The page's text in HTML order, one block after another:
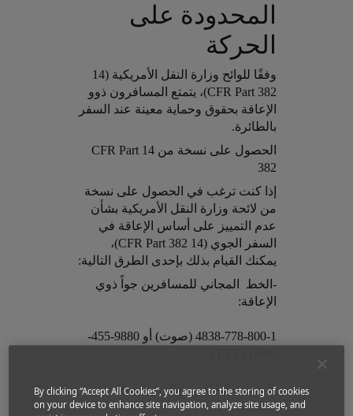
المحدودة على
الحركة
وفقًا للوائح وزارة النقل الأمريكية (14
CFR Part 382)، يتمتع المسافرون ذوو
الإعاقة بحقوق وحماية معينة عند السفر
بالطائرة.
Open in a new window
الحصول على نسخة من 14 CFR Part
382
Open in a new window
إذا كنت ترغب في الحصول على نسخة
من لائحة وزارة النقل الأمريكية بشأن
عدم التمييز على أساس الإعاقة في
السفر الجوي (14 CFR Part 382)،
يمكنك القيام بذلك بإحدى الطرق التالية:
Open in a new window
-الخط المجاني للمسافرين جواً ذوي
الإعاقة:
4838-778-800-1 (صوت) أو 9880-455-
-قسم حماية المستهلك في مجال
الطيران:
By clicking “Accept All Cookies”, you agree to the storing of cookies
on your device to enhance site navigation, analyze site usage, and